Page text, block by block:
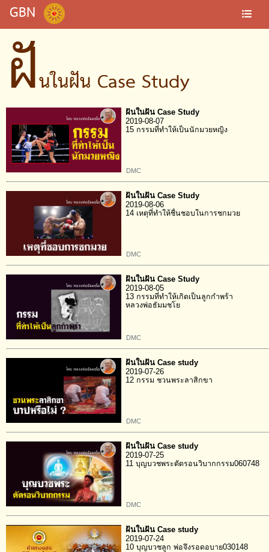
GBN
ฝันในฝัน Case Study
ฝันในฝัน Case Study
2019-08-07
15 กรรมที่ทำให้เป็นนักมวยหญิง
DMC
ฝันในฝัน Case Study
2019-08-06
14 เหตุที่ทำให้ชื่นชอบในการชกมวย
DMC
ฝันในฝัน Case Study
2019-08-05
13 กรรมที่ทำให้เกิดเป็นลูกกำพร้า
หลวงพ่อธัมมชโย
DMC
ฝันในฝัน Case study
2019-07-26
12 กรรม ชวนพระลาสิกขา
DMC
ฝันในฝัน Case study
2019-07-25
11 บุญบวชพระตัดรอนวิบากกรรม060748
DMC
ฝันในฝัน Case study
2019-07-24
10 บุญบวชลูก พ่อจึงรอดอบาย030148